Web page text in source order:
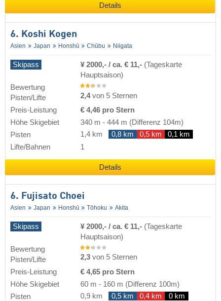
Details
6. Koshi Kogen
Asien Japan Honshū Chūbu Niigata
Skipass ¥ 2000,- / ca. € 11,- (Tageskarte
Hauptsaison)
Bewertung
Pisten/Lifte
2,4von 5 Sternen
Preis-Leistung
€ 4,46 pro Stern
Höhe Skigebiet
340 m - 444 m (Differenz 104m)
Pisten
1,4 km 0,8 km 0,5 km
0,1 km
Lifte/Bahnen
1
Details
6. Fujisato Choei
Asien Japan Honshū Tōhoku Akita
Skipass ¥ 2000,- / ca. € 11,- (Tageskarte
Hauptsaison)
Bewertung
Pisten/Lifte
2,3 von 5 Sternen
Preis-Leistung
€ 4,65 pro Stern
Höhe Skigebiet
60 m - 160 m (Differenz 100m)
Pisten
0,9 km 0,5 km 0,4 km
0 km